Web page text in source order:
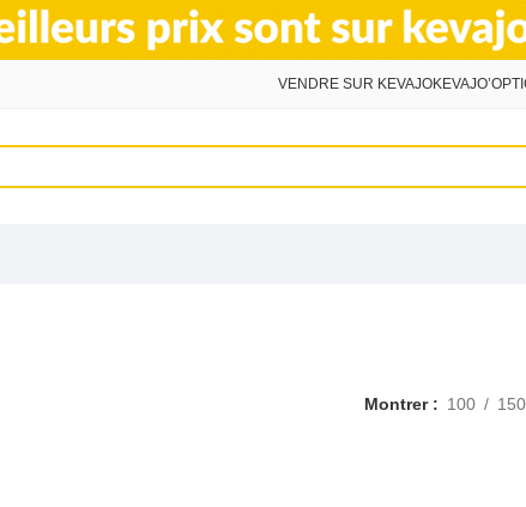
VENDRE SUR KEVAJO
Montrer 100 150